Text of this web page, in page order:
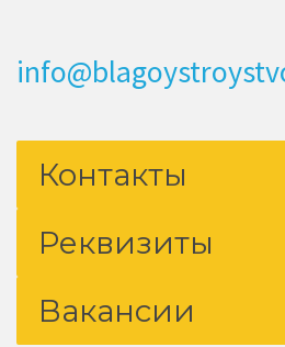
Контакты
Реквизиты
Вакансии